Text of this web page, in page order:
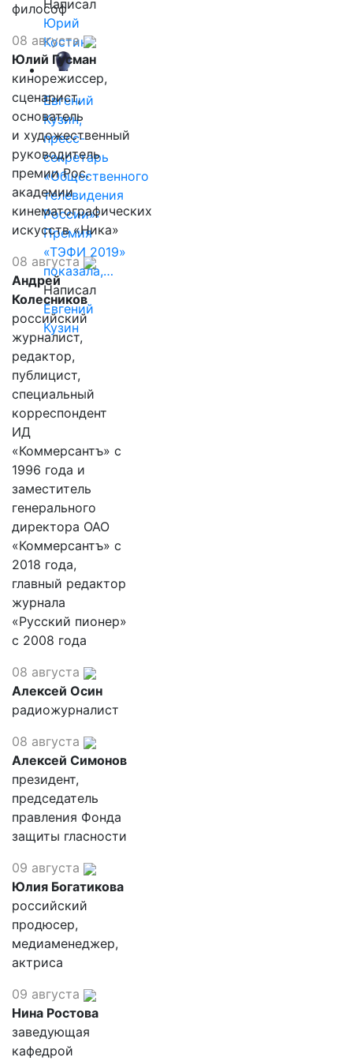
Написал
Юрий
Костин
Евгений
Кузин,
пресс-
секретарь
«Общественного
телевидения
России»:
Премия
«ТЭФИ 2019»
показала,…
Написал
Евгений
Кузин
философ
08 августа
Юлий Гусман
кинорежиссер,
сценарист,
основатель
и художественный
руководитель
премии Рос.
академии
кинематографических
искусств «Ника»
08 августа
Андрей
Колесников
российский
журналист,
редактор,
публицист,
специальный
корреспондент
ИД
«Коммерсантъ» с
1996 года и
заместитель
генерального
директора ОАО
«Коммерсантъ» с
2018 года,
главный редактор
журнала
«Русский пионер»
с 2008 года
08 августа
Алексей Осин
радиожурналист
08 августа
Алексей Симонов
президент,
председатель
правления Фонда
защиты гласности
09 августа
Юлия Богатикова
российский
продюсер,
медиаменеджер,
актриса
09 августа
Нина Ростова
заведующая
кафедрой